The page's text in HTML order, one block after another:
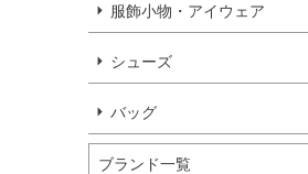
服飾小物・アイウェア
シューズ
バッグ
ブランド一覧